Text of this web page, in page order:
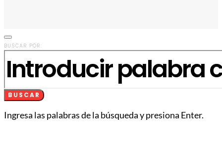
BUSCAR POR:
BUSCAR
Ingresa las palabras de la búsqueda y presiona Enter.